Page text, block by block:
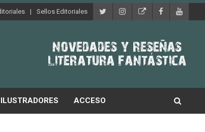
Sellos Editoriales
ILUSTRADORES ACCESO